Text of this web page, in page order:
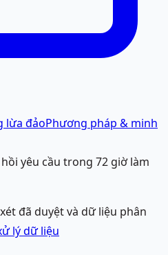
lừa đảoPhương pháp & minh
yêu cầu trong 72 giờ làm
đã duyệt và dữ liệu phân
lý dữ liệu